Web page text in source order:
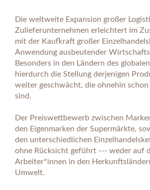
Die weltweite Expansion großer
Zulieferunternehmen erleichtert im
mit der Kaufkraft großer
Anwendung ausbeutender
Besonders in den Ländern des
hierdurch die Stellung derjenigen
weiter geschwächt, die ohnehin
sind.
Der Preiswettbewerb zwischen
den Eigenmarken der Supermärkte,
den unterschiedlichen
ohne Rücksicht geführt --- weder auf
Arbeiter*innen in den
Umwelt.